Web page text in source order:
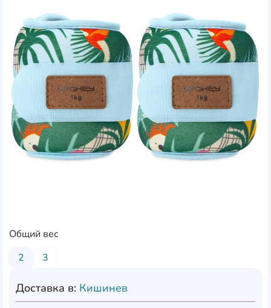
Общий вес
2
3
Доставка в: Кишинев